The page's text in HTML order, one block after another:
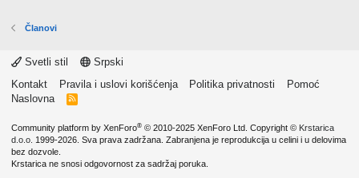
Članovi
Svetli stil
Srpski
Kontakt
Pravila i uslovi korišćenja Politika privatnosti
Pomoć
Naslovna
R
Community platform by XenForo® © 2010-2025 XenForo Ltd. Copyright © Krstarica
d.o.o. 1999-2026. Sva prava zadržana. Zabranjena je reprodukcija u celini i u delovima
bez dozvole.
Krstarica ne snosi odgovornost za sadržaj poruka.